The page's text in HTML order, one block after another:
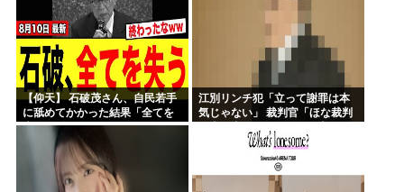
【仰天】 石破茂さん、自民若手
に舐めてかかった結果「全てを
失うｗｗｗｗｗ」
江別リンチ犯「立って謝罪は本
気じゃない」 裁判官「ほな裁判
ゃないな」